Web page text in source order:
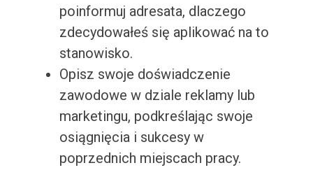
poinformuj adresata, dlaczego
zdecydowałeś się aplikować na to
stanowisko.
Opisz swoje doświadczenie
zawodowe w dziale reklamy lub
marketingu, podkreślając swoje
osiągnięcia i sukcesy w
poprzednich miejscach pracy.